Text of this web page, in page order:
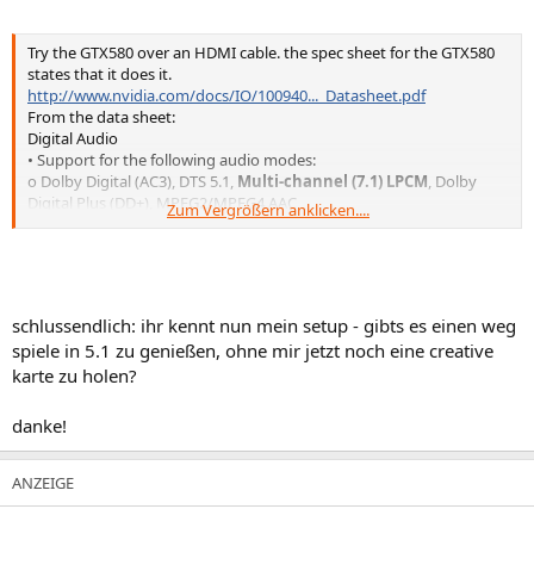
Try the GTX580 over an HDMI cable. the spec sheet for the GTX580
states that it does it.
http://www.nvidia.com/docs/IO/100940..._Datasheet.pdf
From the data sheet:
Digital Audio
• Support for the following audio modes:
o Dolby Digital (AC3), DTS 5.1, Multi-channel (7.1) LPCM, Dolby
Digital Plus (DD+), MPEG2/MPEG4 AAC
• Data rates of 44.1 KHz, 48 KHz, 88.2 KHz, 96 KHz, 176 KHz, and 192
Zum Vergrößern anklicken....
schlussendlich: ihr kennt nun mein setup - gibts es einen weg
spiele in 5.1 zu genießen, ohne mir jetzt noch eine creative
karte zu holen?
danke!